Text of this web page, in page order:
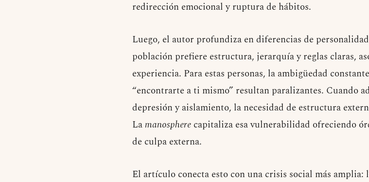
redirección emocional y ruptura de hábitos.
Luego, el autor profundiza en diferencias de
población prefiere estructura, jerarquía y reglas claras,
experiencia. Para estas personas, la ambigüedad
“encontrarte a ti mismo” resultan paralizantes. Cuando
depresión y aislamiento, la necesidad de estructura
Lamanosphere capitaliza esa vulnerabilidad ofreciendo
de culpa externa.
El artículo conecta esto con una crisis social más amplia: